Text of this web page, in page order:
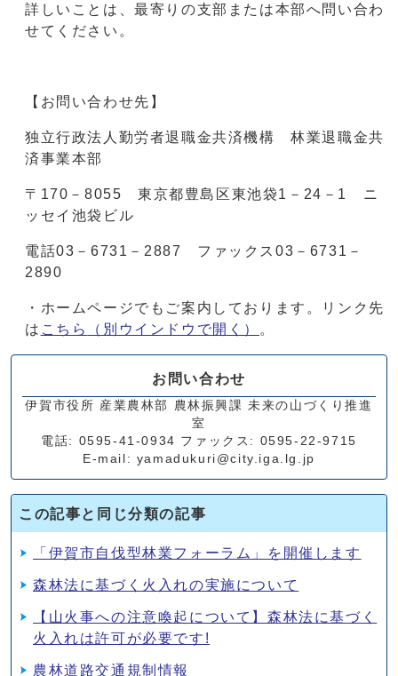
詳しいことは、最寄りの支部または本部へ問い合わ
せてください。
【お問い合わせ先】
独立行政法人勤労者退職金共済機構 林業退職金共
済事業本部
〒170－8055 東京都豊島区東池袋1－24－1 ニ
ッセイ池袋ビル
電話03－6731－2887 ファックス03－6731－
2890
・ホームページでもご案内しております。リンク先
は こちら （別ウインドウで開く） 。
お問い合わせ
伊賀市役所 産業農林部 農林振興課 未来の山づくり推進
室
電話: 0595-41-0934 ファックス: 0595-22-9715
E-mail: yamadukuri@city.iga.lg.jp
この記事と同じ分類の記事
「伊賀市自伐型林業フォーラム」を開催します
森林法に基づく火入れの実施について
【山火事への注意喚起について】森林法に基づく
火入れは許可が必要です!
農林道路交通規制情報